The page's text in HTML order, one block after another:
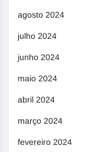
agosto 2024
julho 2024
junho 2024
maio 2024
abril 2024
março 2024
fevereiro 2024